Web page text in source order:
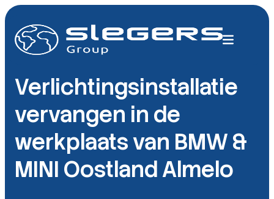
Verlichtingsinstallatie
vervangen in de
werkplaats van BMW &
MINI Oostland Almelo